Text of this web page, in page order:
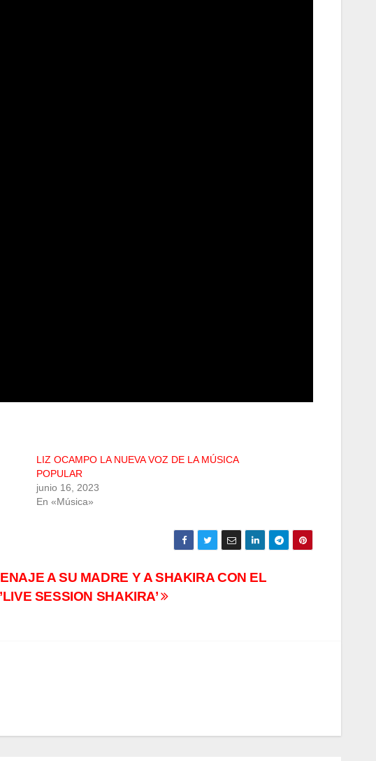
LIZ OCAMPO LA NUEVA VOZ DE LA MÚSICA
POPULAR
junio 16, 2023
En «Música»
A SU MADRE Y A SHAKIRA CON EL
SESSION SHAKIRA’